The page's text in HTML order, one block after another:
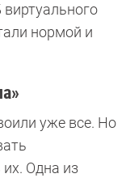
нормой и
уже все. Но
Одна из